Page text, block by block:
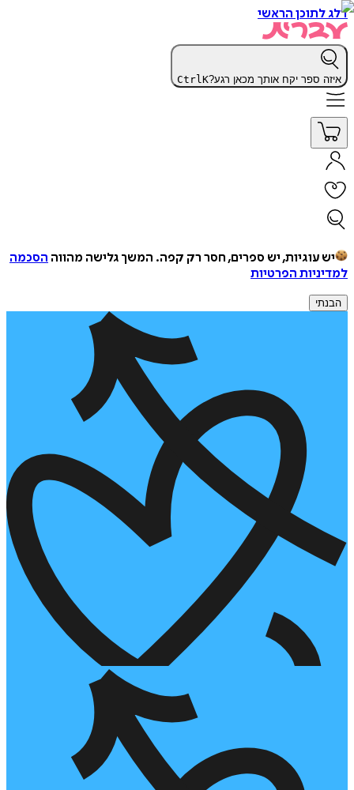
דלג לתוכן הראשי
איזה ספר יקח אותך מכאן רגע? CtrlK
יש עוגיות, יש ספרים, חסר רק קפה. המשך גלישה מהווה הסכמה
למדיניות הפרטיות
הבנתי